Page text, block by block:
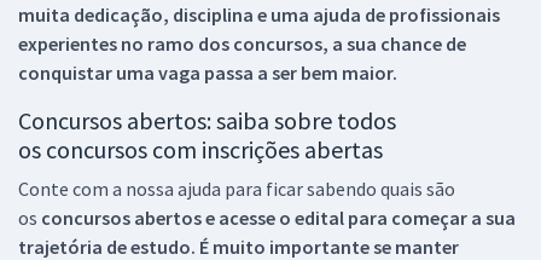
muita dedicação, disciplina e uma ajuda de profissionais
experientes no ramo dos concursos, a sua chance de
conquistar uma vaga passa a ser bem maior.
Concursos abertos: saiba sobre todos
os concursos com inscrições abertas
Conte com a nossa ajuda para ficar sabendo quais são
os concursos abertos e acesse o edital para começar a sua
trajetória de estudo. É muito importante se manter